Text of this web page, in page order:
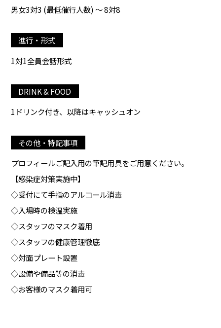
男女3対3 (最低催行人数) ～ 8対8
進行・形式
1対1全員会話形式
DRINK & FOOD
1ドリンク付き、以降はキャッシュオン
その他・特記事項
プロフィールご記入用の筆記用具をご用意ください。
【感染症対策実施中】
◇受付にて手指のアルコール消毒
◇入場時の検温実施
◇スタッフのマスク着用
◇スタッフの健康管理徹底
◇対面プレート設置
◇設備や備品等の消毒
◇お客様のマスク着用可